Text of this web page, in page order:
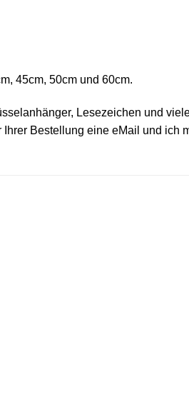
45cm, 50cm und 60cm.
Lesezeichen und
Bestellung eine eMail und ich